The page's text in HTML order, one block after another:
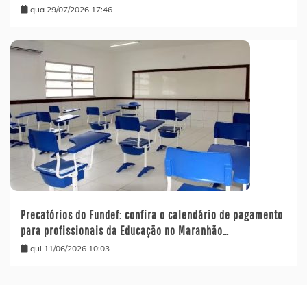
qua 29/07/2026 17:46
Precatórios do Fundef: confira o calendário de pagamento
para profissionais da Educação no Maranhão…
qui 11/06/2026 10:03